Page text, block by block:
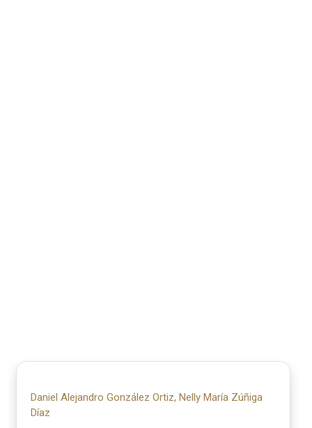
Daniel Alejandro González Ortiz, Nelly María Zúñiga
Díaz